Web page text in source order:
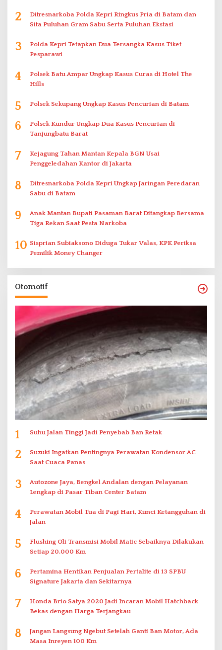
2
Ditresnarkoba Polda Kepri Ringkus Pria di Batam dan
Sita Puluhan Gram Sabu Serta Puluhan Ekstasi
3
Polda Kepri Tetapkan Dua Tersangka Kasus Tiket
Pesparawi
4
Polsek Batu Ampar Ungkap Kasus Curas di Hotel The
Hills
5 Polsek Sekupang Ungkap Kasus Pencurian di Batam
6
Polsek Kundur Ungkap Dua Kasus Pencurian di
Tanjungbatu Barat
7
Kejagung Tahan Mantan Kepala BGN Usai
Penggeledahan Kantor di Jakarta
8
Ditresnarkoba Polda Kepri Ungkap Jaringan Peredaran
Sabu di Batam
9
Anak Mantan Bupati Pasaman Barat Ditangkap Bersama
Tiga Rekan Saat Pesta Narkoba
10 Sisprian Subiaksono Diduga Tukar Valas, KPK Periksa
Pemilik Money Changer
Otomotif
1 Suhu Jalan Tinggi Jadi Penyebab Ban Retak
2
Suzuki Ingatkan Pentingnya Perawatan Kondensor AC
Saat Cuaca Panas
3
Autozone Jaya, Bengkel Andalan dengan Pelayanan
Lengkap di Pasar Tiban Center Batam
4
Perawatan Mobil Tua di Pagi Hari, Kunci Ketangguhan di
Jalan
5
Flushing Oli Transmisi Mobil Matic Sebaiknya Dilakukan
Setiap 20.000 Km
6
Pertamina Hentikan Penjualan Pertalite di 13 SPBU
Signature Jakarta dan Sekitarnya
7
Honda Brio Satya 2020 Jadi Incaran Mobil Hatchback
Bekas dengan Harga Terjangkau
8
Jangan Langsung Ngebut Setelah Ganti Ban Motor, Ada
Masa Inreyen 100 Km